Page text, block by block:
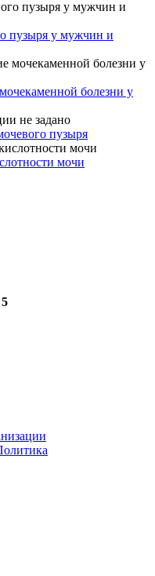
пузыря у мужчин и
болезни у
пузыря
мочи